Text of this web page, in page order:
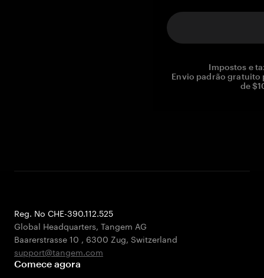
Impostos e
Envio padrão gratuito
de
Reg. No CHE-390.112.525
Global Headquarters, Tangem AG
Baarerstrasse 10 , 6300 Zug, Switzerland
support@tangem.com
Comece agora